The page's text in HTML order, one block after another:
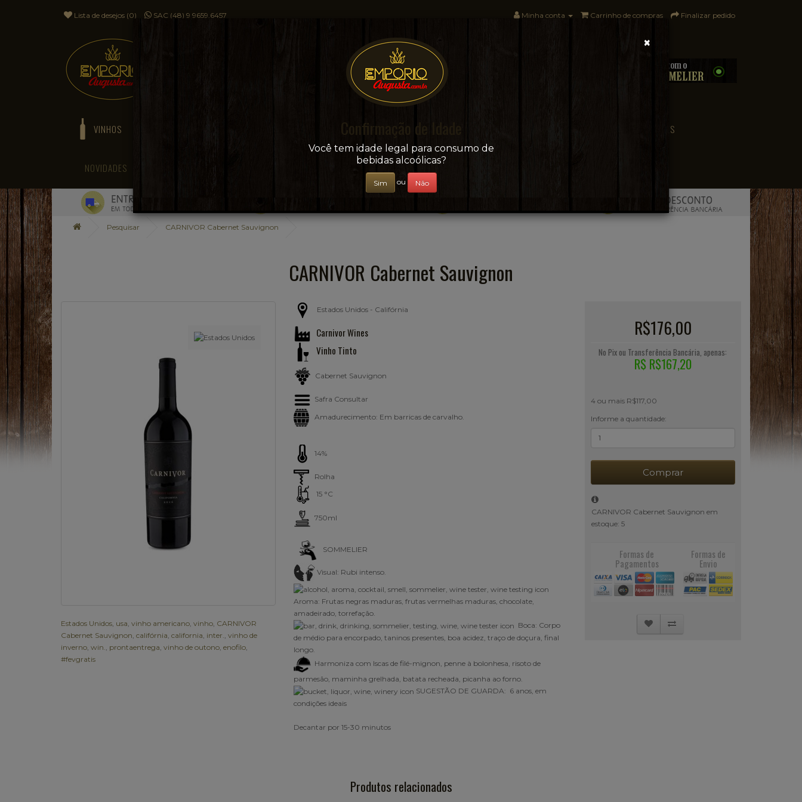
Lista de desejos (0) SAC (48) 9 9659.6457 Minha conta Carrinho de compras Finalizar pedido
Sua conveniência e adega on-line!
VINHOS + BEBIDAS PAÍSES
NOVIDADES
Pesquisar CARNIVOR Cabernet Sauvignon
CARNIVOR Cabernet Sauvignon
Estados Unidos usa vinho americano vinho CARNIVOR
Cabernet Sauvignon califórnia california inter.
vinho de
inverno win. prontaentrega vinho de outono enofilo
#fevgratis
Estados Unidos - Califórnia
Carnivor Wines
Vinho Tinto
Cabernet Sauvignon
Safra Consultar
Amadurecimento: Em barricas de carvalho.
14%
Rolha
15 °C
750ml
SOMMELIER
Visual: Rubi intenso
Aroma: Frutas negras maduras, frutas vermelhas maduras, chocolate,
amadeirado, torrefação.
Boca: Corpo
de médio para encorpado, taninos presentes, boa acidez, traço de doçura, final
longo.
Harmoniza com Iscas de filé-mignon, penne à bolonhesa, risoto de
parmesão, maminha grelhada, batata recheada, picanha ao forno.
SUGESTÃO DE GUARDA: 6 anos, em
condições ideais
Decantar por 15-30 minutos
R$176,00
No Pix ou Transferência Bancária, apenas:
R$ R$167,20
4 ou mais R$117,00
Informe a quantidade:
Comprar
CARNIVOR Cabernet Sauvignon em
estoque: 5
Formas de
Pagamentos
Formas de
Envio
Produtos relacionados
×
Confirmação de Idade
Você tem idade legal para consumo de
bebidas alcoólicas?
Sim ou Não